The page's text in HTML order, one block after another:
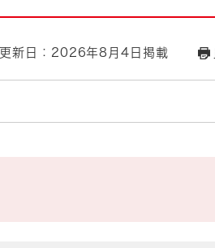
更新日：2026年8月4日掲載